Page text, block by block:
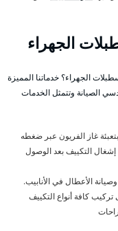
الجهراء
الجهراء؟ خدماتنا المميزة
الصيانة وتتمثل الخدمات
غاز الفريون عبر ضغطه
إشغال التكييف بعد الوصول
الأعطال في الأنابيب.
كافة أنواع التكييف